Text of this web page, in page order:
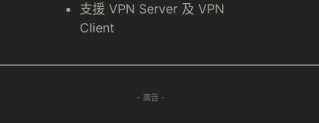
支援 VPN Server 及 VPN
Client
- 廣告 -